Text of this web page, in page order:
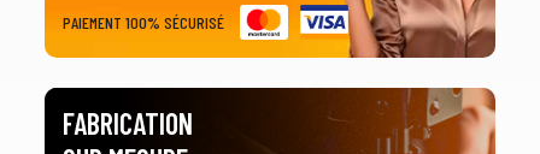
PAIEMENT 100% SÉCURISÉ
FABRICATION